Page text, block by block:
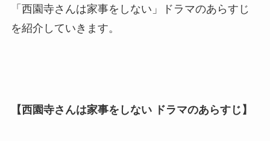
「西園寺さんは家事をしない」ドラマのあらすじ
を紹介していきます。
【西園寺さんは家事をしない ドラマのあらすじ】